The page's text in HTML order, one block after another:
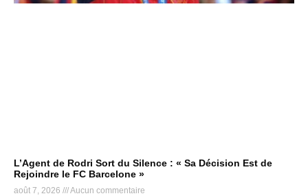
L’Agent de Rodri Sort du Silence : « Sa Décision Est de
Rejoindre le FC Barcelone »
août 7, 2026 Aucun commentaire